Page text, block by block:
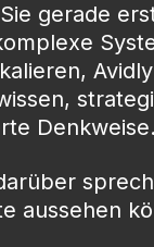
gerade
Denkweise.
aussehen